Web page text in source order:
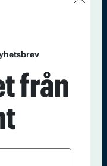
Janson Lundkvist,
In English
från